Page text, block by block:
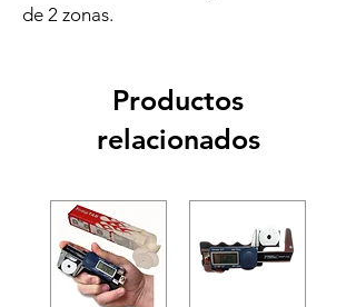
de 2 zonas.
Productos
relacionados